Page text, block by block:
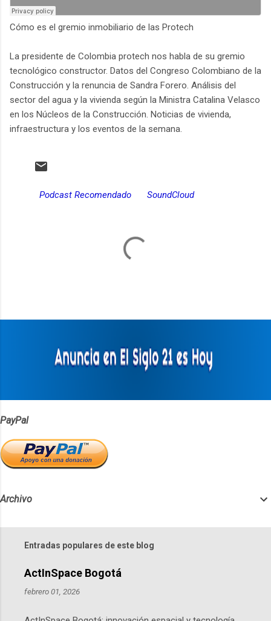
Cómo es el gremio inmobiliario de las Protech
La presidente de Colombia protech nos habla de su gremio
tecnológico constructor. Datos del Congreso Colombiano de la
Construcción y la renuncia de Sandra Forero. Análisis del
sector del agua y la vivienda según la Ministra Catalina Velasco
en los Núcleos de la Construcción. Noticias de vivienda,
infraestructura y los eventos de la semana.
Podcast Recomendado SoundCloud
PayPal
Archivo
Entradas populares de este blog
ActInSpace Bogotá
febrero 01, 2026